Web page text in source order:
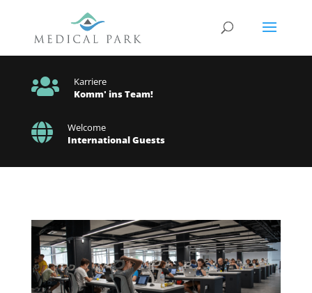

Karriere
Komm' ins Team!

Welcome
International Guests